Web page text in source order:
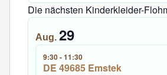
Die nächsten Kinderkleider-
Aug. 29
9:30-11:30
DE 49685 Emstek